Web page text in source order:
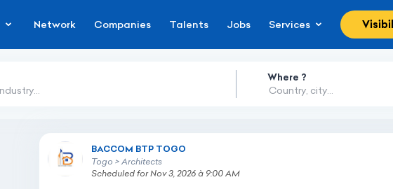
Network Companies Talents Jobs Services
Where ?
BACCOM BTP TOGO
BACCOM BTP TOGO
Togo > Architects
Scheduled for Nov 3, 2026 à 9:00 AM